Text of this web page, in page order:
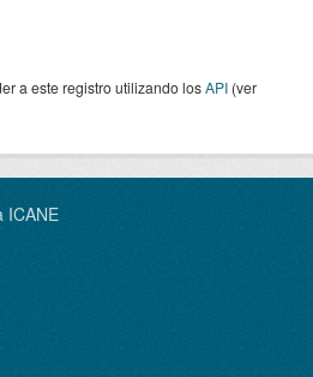
a este registro utilizando losAPI (ver
ICANE